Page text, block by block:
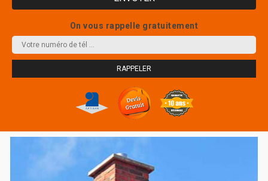
On vous rappelle gratuitement